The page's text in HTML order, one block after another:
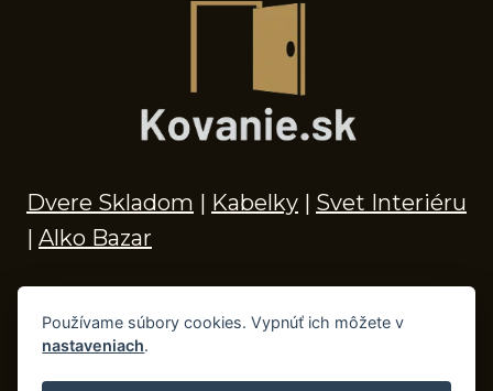
Dvere Skladom | Kabelky | Svet Interiéru
| Alko Bazar
© 2026 Kľučky na dvere, madlá, kovania,
Používame súbory cookies. Vypnúť ich môžete v
nastaveniach.